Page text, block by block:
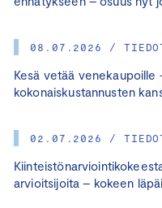
08.07.2026 /
Kesä vetää
kokonaiskustannusten
02.07.2026 /
arvioitsijoita – kokeen